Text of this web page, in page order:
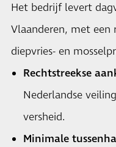
Het bedrijf levert
Vlaanderen, met een
diepvries- en
Rechtstreekse
Nederlandse
versheid.
Minimale